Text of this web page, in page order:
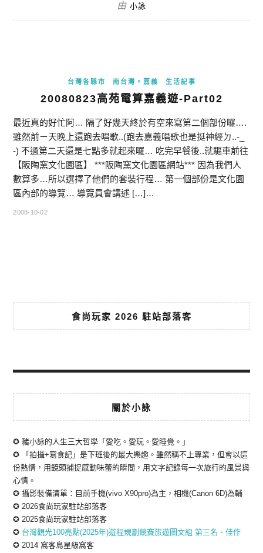
由 小詠
台灣各縣市 南台灣。嘉義 生活記事
20080823高苑電算嘉義遊-Part02
最近真的好忙阿… 隔了好幾天終於有空來寫第二個部份囉….
雖然前ㄧ天晚上還跑去唱歌..(跑去嘉義唱歌也是挺神經ㄉ..-_
-) 不過第二天還是七點多就起來囉… 吃完早餐後..就驅車前往
【阪陶窯文化園區】 ***阪陶窯文化園區網站*** 因為我們人
數算多…所以選擇了他們的套裝行程… 第一個部份是文化園
區內部的導覽… 導覽員會講述 […]…
2008-10-02
食尚玩家 2026 駐站部落客
關於小詠
✪ 豬小詠的人生三大哲學「愛吃。愛玩。愛睡覺。」
✪ 「拍攝+寫食記」是下班後的最大樂趣。雖然稱不上專業，但會以這
份熱情，用鏡頭捕捉感動味蕾的瞬間，用文字記錄每一次旅行的風景與
心情。
✪ 攝影裝備清單：目前手機(vivo X90pro)為主，相機(Canon 6D)為輔
✪ 2026食尚玩家駐站部落客
✪ 2025食尚玩家駐站部落客
✪ 台灣觀光100亮點(2025年)遊程規劃競賽旅遊圖文組 第三名、佳作
✪ 2014 窩客島星級窩客